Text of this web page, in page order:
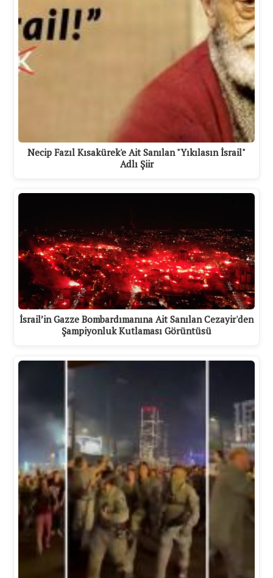
Necip Fazıl Kısakürek'e Ait Sanılan "Yıkılasın İsrail"
Adlı Şiir
İsrail’in Gazze Bombardımanına Ait Sanılan Cezayir'den
Şampiyonluk Kutlaması Görüntüsü